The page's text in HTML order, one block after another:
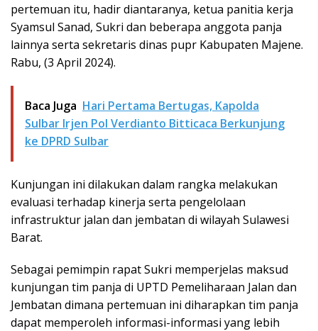
pertemuan itu, hadir diantaranya, ketua panitia kerja
Syamsul Sanad, Sukri dan beberapa anggota panja
lainnya serta sekretaris dinas pupr Kabupaten Majene.
Rabu, (3 April 2024).
Baca Juga Hari Pertama Bertugas, Kapolda
Sulbar Irjen Pol Verdianto Bitticaca Berkunjung
ke DPRD Sulbar
Kunjungan ini dilakukan dalam rangka melakukan
evaluasi terhadap kinerja serta pengelolaan
infrastruktur jalan dan jembatan di wilayah Sulawesi
Barat.
Sebagai pemimpin rapat Sukri memperjelas maksud
kunjungan tim panja di UPTD Pemeliharaan Jalan dan
Jembatan dimana pertemuan ini diharapkan tim panja
dapat memperoleh informasi-informasi yang lebih